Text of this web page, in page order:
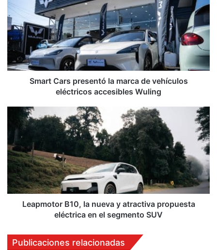
la
marca
de
vehículos
eléctricos
accesibles
Smart Cars presentó la marca de vehículos
eléctricos accesibles Wuling
Leapmotor
nueva
y
atractiva
propuesta
eléctrica
en
Leapmotor B10, la nueva y atractiva propuesta
eléctrica en el segmento SUV
Publicaciones relacionadas